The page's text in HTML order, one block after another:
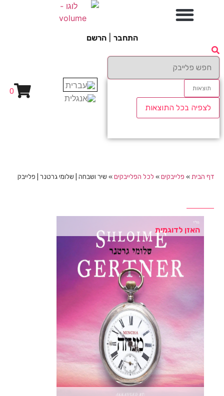
התחבר הרשם
תוצאות
לצפיה בכל התוצאות
0
דף הבית » פלייבקים» לכל הפלייבקים» שיר ושבחה | שלומי גרטנר | פלייבק
האזן לדוגמית